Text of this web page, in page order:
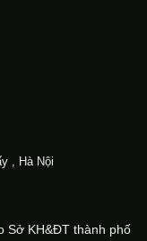
, Hà Nội
Sở KH&ĐT thành phố